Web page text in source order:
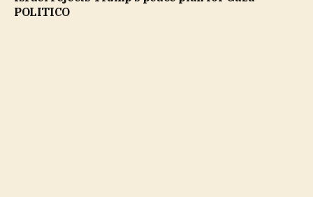
POLITICO